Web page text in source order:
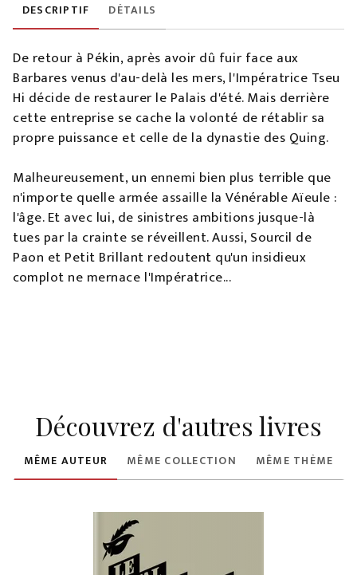
DESCRIPTIF DÉTAILS
De retour à Pékin, après avoir dû fuir face aux
Barbares venus d'au-delà les mers, l'Impératrice Tseu
Hi décide de restaurer le Palais d'été. Mais derrière
cette entreprise se cache la volonté de rétablir sa
propre puissance et celle de la dynastie des Quing.
Malheureusement, un ennemi bien plus terrible que
n'importe quelle armée assaille la Vénérable Aïeule :
l'âge. Et avec lui, de sinistres ambitions jusque-là
tues par la crainte se réveillent. Aussi, Sourcil de
Paon et Petit Brillant redoutent qu'un insidieux
complot ne mernace l'Impératrice...
Découvrez d'autres livres
MÊME AUTEUR MÊME COLLECTION MÊME THÈME